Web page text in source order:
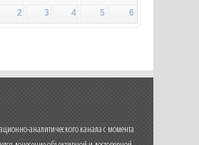
2 3 4 5 6
аналитического канала с момента